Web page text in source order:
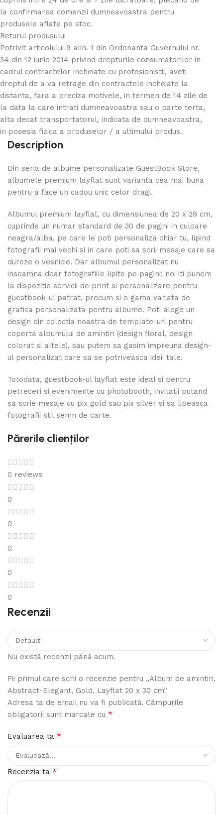
la confirmarea comenzii dumneavoastra pentru
produsele aflate pe stoc.
Returul produsului
Potrivit articolului 9 alin. 1 din Ordonanta Guvernului nr.
34 din 12 iunie 2014 privind drepturile consumatorilor in
cadrul contractelor incheiate cu profesionistii, aveti
dreptul de a va retrage din contractele incheiate la
distanta, fara a preciza motivele, in termen de 14 zile de
la data la care intrati dumneavoastra sau o parte terta,
alta decat transportatorul, indicata de dumneavoastra,
in posesia fizica a produselor / a ultimului produs.
Description
Din seria de albume personalizate GuestBook Store,
albumele premium layflat sunt varianta cea mai buna
pentru a face un cadou unic celor dragi.
Albumul premium layflat, cu dimensiunea de 20 x 29 cm,
cuprinde un numar standard de 30 de pagini in culoare
neagra/alba, pe care le poti personaliza chiar tu, lipind
fotografii mai vechi si in care poti sa scrii mesaje care sa
dureze o vesnicie. Dar albumul personalizat nu
inseamna doar fotografiile lipite pe pagini: noi iti punem
la dispozitie servicii de print si personalizare pentru
guestbook-ul patrat, precum si o gama variata de
grafica personalizata pentru albume. Poti alege un
design din colectia noastra de template-uri pentru
coperta albumului de amintiri (design floral, design
colorat si altele), sau putem sa gasim impreuna design-
ul personalizat care sa se potriveasca ideii tale.
Totodata, guestbook-ul layflat este ideal si pentru
petreceri si evenimente cu photobooth, invitatii putand
sa scrie mesaje cu pix gold sau pix silver si sa lipeasca
fotografii stil semn de carte.
Părerile clienților
0 reviews
0
0
0
0
0
Recenzii
Nu există recenzii până acum.
Fii primul care scrii o recenzie pentru „Album de amintiri,
Abstract-Elegant, Gold, Layflat 20 x 30 cm”
Adresa ta de email nu va fi publicată. Câmpurile
obligatorii sunt marcate cu *
Evaluarea ta *
Recenzia ta *